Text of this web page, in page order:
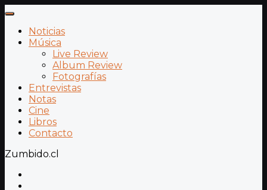
Noticias
Música
Live Review
Album Review
Fotografías
Entrevistas
Notas
Cine
Libros
Contacto
Zumbido.cl